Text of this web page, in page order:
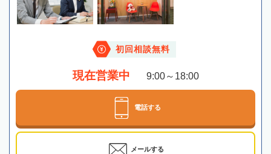
初回相談無料
現在営業中 9:00～18:00
電話する
メールする